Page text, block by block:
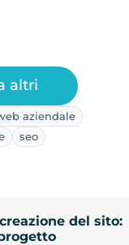
aziendale
seo
del sito:
altri